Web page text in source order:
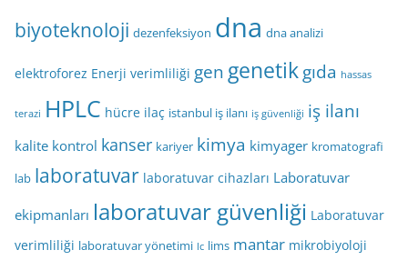
biyoteknoloji dezenfeksiyon dna dna analizi
elektroforez Enerji verimliliği gen genetikgıda hassas
terazi HPLC hücre ilaç istanbul iş ilanı iş güvenliği iş ilanı
kalite kontrol kanser kariyer kimya kimyager kromatografi
lab laboratuvar laboratuvar cihazları Laboratuvar
ekipmanları laboratuvar güvenliği Laboratuvar
verimliliği laboratuvar yönetimi lc lims mantar mikrobiyoloji